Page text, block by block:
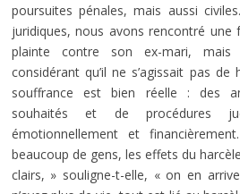
poursuites pénales, mais aussi
juridiques, nous avons rencontré
plainte contre son ex-mari, mais
considérant qu’il ne s’agissait pas
souffrance est bien réelle : des
souhaités et de procédures
émotionnellement et
beaucoup de gens, les effets du
clairs, » souligne-t-elle, « on en